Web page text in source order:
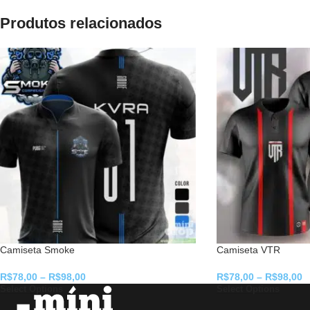
Produtos relacionados
Camiseta Smoke
R$78,00 – R$98,00
Camiseta VTR
R$78,00 – R$98,00